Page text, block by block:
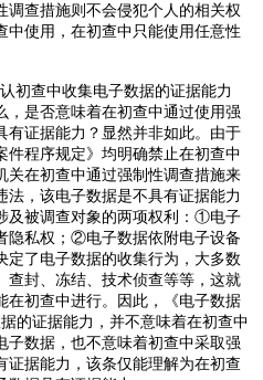
调查措施则不会侵犯个人的相关权
中使用，在初查中只能使用任意性
初查中收集电子数据的证据能力
，是否意味着在初查中通过使用强
有证据能力？显然并非如此。由于
件程序规定》均明确禁止在初查中
关在初查中通过强制性调查措施来
，该电子数据是不具有证据能力
及被调查对象的两项权利：①电子
隐私权；②电子数据依附电子设备
定了电子数据的收集行为，大多数
查封、冻结、技术侦查等等，这就
在初查中进行。因此，《电子数据
的证据能力，并不意味着在初查中
子数据，也不意味着初查中采取强
证据能力，该条仅能理解为在初查